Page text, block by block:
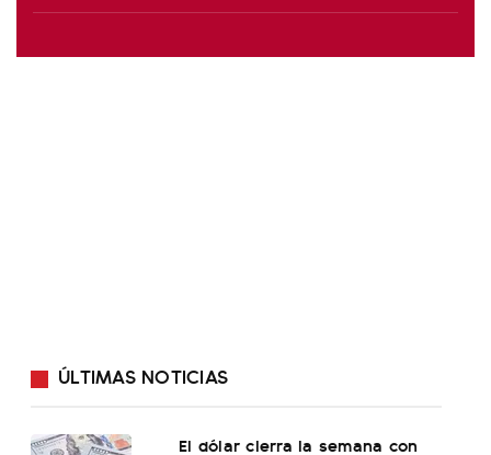
ÚLTIMAS NOTICIAS
El dólar cierra la semana con